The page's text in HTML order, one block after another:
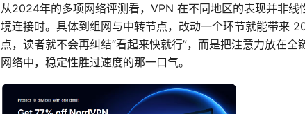
从2024年的多项网络评测看，VPN 在不同地区的表现并非
境连接时。具体到组网与中转节点，改动一个环节就能带来
点，读者就不会再纠结“看起来快就行”，而是把注意力放在
网络中，稳定性胜过速度的那一口气。